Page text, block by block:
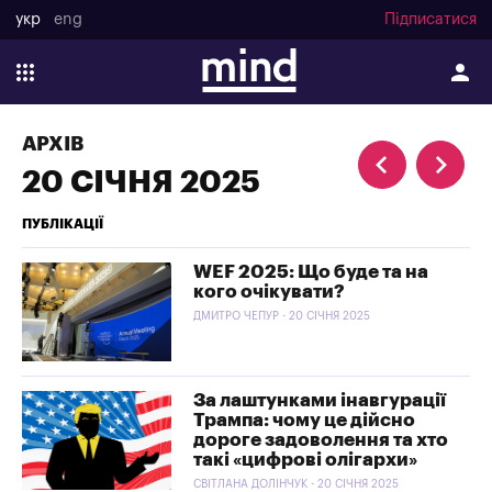
укр eng Підписатися
АРХІВ
20 СІЧНЯ 2025
ПУБЛІКАЦІЇ
WEF 2025: Що буде та на
кого очікувати?
ДМИТРО ЧЕПУР - 20 СІЧНЯ 2025
За лаштунками інавгурації
Трампа: чому це дійсно
дороге задоволення та хто
такі «цифрові олігархи»
СВІТЛАНА ДОЛІНЧУК - 20 СІЧНЯ 2025